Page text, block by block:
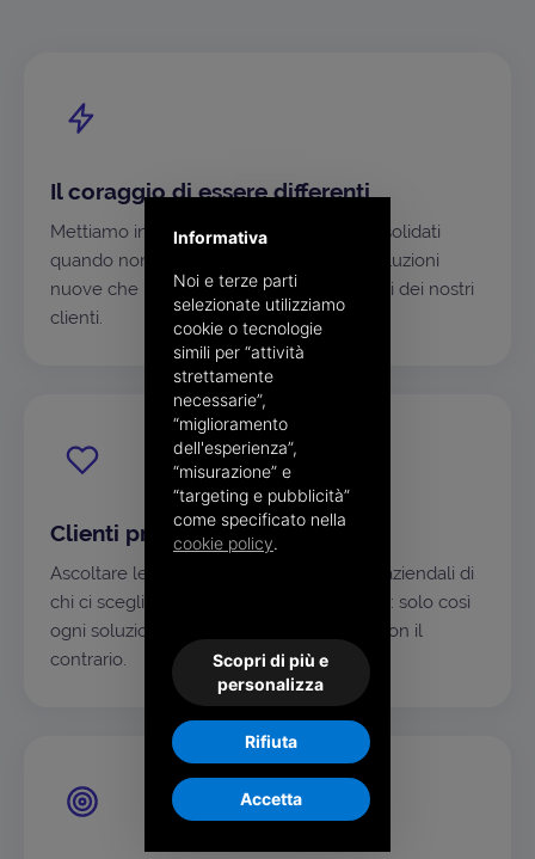
Il coraggio di essere differenti
Mettiamo in discussione gli approcci consolidati
quando non bastano più, per costruire soluzioni
nuove che rispondano davvero ai progetti dei nostri
clienti.
Clienti prima di tutto
Ascoltare le esigenze e capire i processi aziendali di
chi ci sceglie è il nostro punto di partenza: solo così
ogni soluzione si adatta al singolo caso, non il
contrario.
Informativa
Noi e terze parti
selezionate utilizziamo
cookie o tecnologie
simili per “attività
strettamente
necessarie”,
“miglioramento
dell'esperienza”,
“misurazione” e
“targeting e pubblicità”
come specificato nella
cookie policy.
Scopri di più e
personalizza
Rifiuta
Accetta